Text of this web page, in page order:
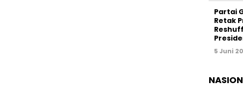
Partai
Retak
5 Juni